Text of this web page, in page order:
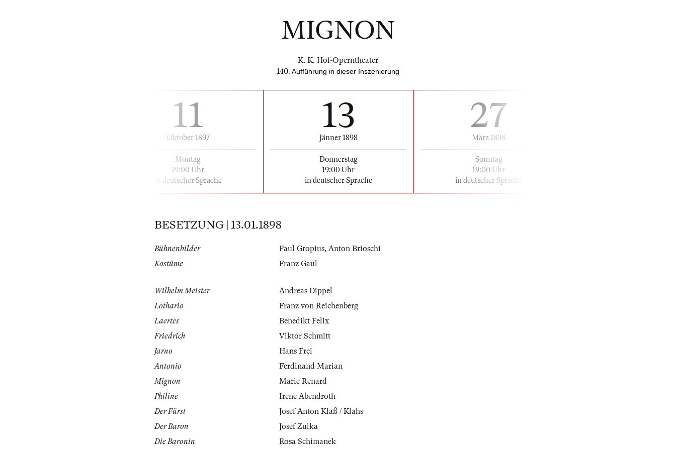
MIGNON
K. K. Hof-Operntheater
140 . Aufführung in dieser Inszenierung
11
Oktober 1897
Montag
19:00 Uhr
in deutscher Sprache
13
Jänner 1898
Donnerstag
19:00 Uhr
in deutscher Sprache
27
März 1898
Sonntag
19:00 Uhr
in deutscher Sprache
BESETZUNG | 13.01.1898
Bühnenbilder Paul Gropius, Anton Brioschi
Kostüme
Franz Gaul
Wilhelm Meister
Andreas Dippel
Lothario
Franz von Reichenberg
Laertes
Benedikt Felix
Friedrich
Viktor Schmitt
Jarno
Hans Frei
Antonio
Ferdinand Marian
Mignon
Marie Renard
Philine
Irene Abendroth
Der Fürst
Josef Anton Klaß / Klahs
Der Baron
Josef Zulka
Die Baronin
Rosa Schimanek